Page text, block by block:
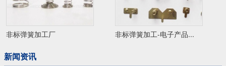
非标弹簧加工厂 非标弹簧加工-电子产品...
新闻资讯